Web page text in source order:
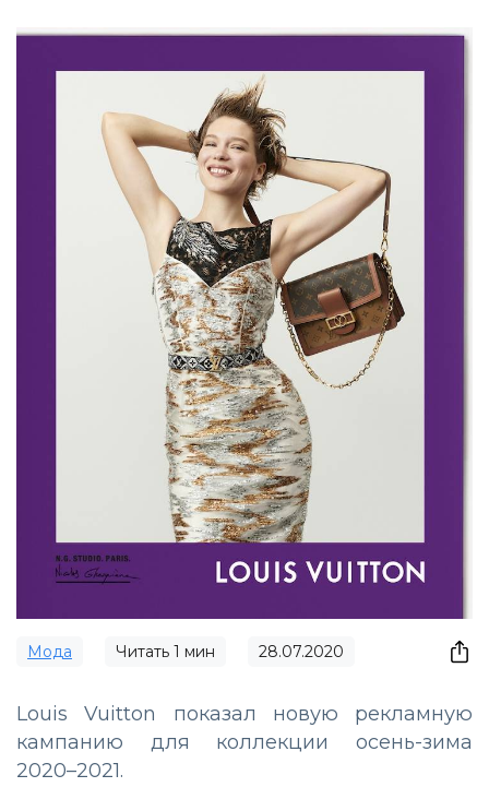
Мода Читать 1 мин 28.07.2020
Louis Vuitton показал новую рекламную
кампанию для коллекции осень-зима
2020–2021.